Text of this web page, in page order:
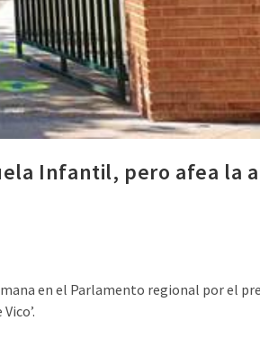
Infantil, pero afea la
en el Parlamento regional por el